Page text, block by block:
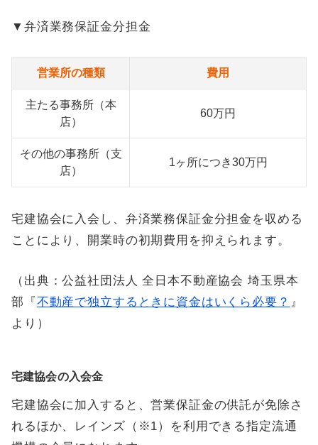
▼弁済業務保証金分担金
営業所の種類 費用
主たる事務所（本
店）
60万円
その他の事務所（支
店）
1ヶ所につき30万円
宅建協会に入会し、弁済業務保証金分担金を収める
ことにより、開業時の初期費用を抑えられます。
（出典：公益社団法人 全日本不動産協会 埼玉県本
部『 不動産で独立するときに資金はいくら必要？ 』
より）
宅建協会の入会金
宅建協会に加入すると、営業保証金の供託が免除さ
れるほか、レインズ（※1）を利用できる指定流通